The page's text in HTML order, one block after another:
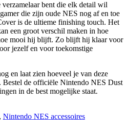
bent die elk detail wil
die zijn oude NES nog af en toe
is de ultieme finishing touch. Het
een groot verschil maken in hoe
mooi hij blijft. Zo blijft hij klaar voor
jezelf en voor toekomstige
en laat zien hoeveel je van deze
Bestel de officiële Nintendo NES Dust
in de best mogelijke staat.
, Nintendo NES accessoires